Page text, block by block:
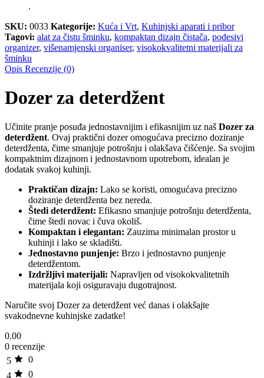
.
SKU: 0033 Kategorije: Kuća i Vrt, Kuhinjski aparati i pribor
Tagovi: alat za čistu šminku, kompaktan dizajn čistača, podesivi
organizer, višenamjenski organiser, visokokvalitetni materijali za
šminku
Opis Recenzije (0)
Dozer za deterdžent
Učinite pranje posuđa jednostavnijim i efikasnijim uz naš Dozer za
deterdžent. Ovaj praktični dozer omogućava precizno doziranje
deterdženta, čime smanjuje potrošnju i olakšava čišćenje. Sa svojim
kompaktnim dizajnom i jednostavnom upotrebom, idealan je
dodatak svakoj kuhinji.
Praktičan dizajn: Lako se koristi, omogućava precizno
doziranje deterdženta bez nereda.
Štedi deterdžent: Efikasno smanjuje potrošnju deterdženta,
čime štedi novac i čuva okoliš.
Kompaktan i elegantan: Zauzima minimalan prostor u
kuhinji i lako se skladišti.
Jednostavno punjenje: Brzo i jednostavno punjenje
deterdžentom.
Izdržljivi materijali: Napravljen od visokokvalitetnih
materijala koji osiguravaju dugotrajnost.
Naručite svoj Dozer za deterdžent već danas i olakšajte
svakodnevne kuhinjske zadatke!
0.00
0 recenzije
5
0
4
0